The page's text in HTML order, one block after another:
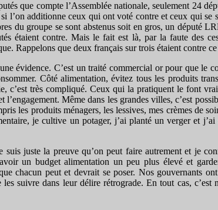
que compte l’Assemblée nationale, seulement 24
l’on additionne ceux qui ont voté contre et ceux qui se
du groupe se sont abstenus soit en gros, un député
étaient contre. Mais le fait est là, par la faute des
Rappelons que deux français sur trois étaient contre
évidence. C’est un traité commercial or pour que
Côté alimentation, évitez tous les produits
c’est très compliqué. Ceux qui la pratiquent le font
Même dans les grandes villes, c’est
les produits ménagers, les lessives, mes crèmes de
je cultive un potager, j’ai planté un verger et
juste la preuve qu’on peut faire autrement et je
un budget alimentation un peu plus élevé et
chacun peut et devrait se poser. Nos gouvernants
suivre dans leur délire rétrograde. En tout cas,